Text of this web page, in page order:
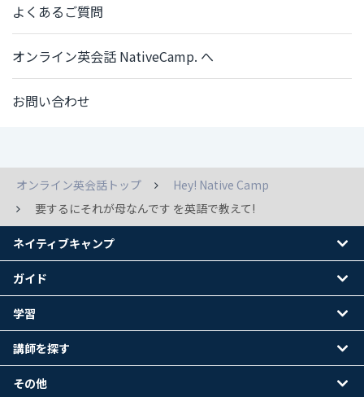
よくあるご質問
オンライン英会話 NativeCamp. へ
お問い合わせ
オンライン英会話トップ
Hey! Native Camp
要するにそれが母なんです を英語で教えて!
ネイティブキャンプ
ガイド
学習
講師を探す
その他